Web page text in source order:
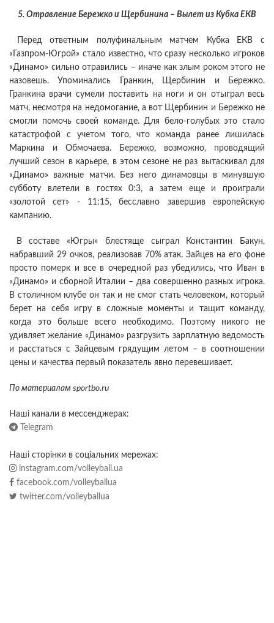
5. Отравление Бережко и Щербинина – Вылет из Кубка ЕКВ
Перед ответным полуфинальным матчем Кубка ЕКВ с
«Газпром-Югрой» стало известно, что сразу несколько игроков
«Динамо» сильно отравились – иначе как злым роком этого не
назовешь. Упоминались Гранкин, Щербинин и Бережко.
Гранкина врачи сумели поставить на ноги и он отыграл весь
матч, несмотря на недомогание, а вот Щербинин и Бережко не
смогли помочь своей команде. Для бело-голубых это стало
катастрофой с учетом того, что команда ранее лишилась
Маркина и Обмочаева. Бережко, возможно, проводящий
лучший сезон в карьере, в этом сезоне не раз вытаскивал для
«Динамо» важные матчи. Без него динамовцы в минувшую
субботу влетели в гостях 0:3, а затем еще и проиграли
«золотой сет» - 11:15, бесславно завершив европейскую
кампанию.
В составе «Югры» блестяще сыграл Константин Бакун,
набравший 29 очков, реализовав 70% атак. Зайцев на его фоне
просто померк и все в очередной раз убедились, что Иван в
«Динамо» и сборной Италии – два совершенно разных игрока.
В столичном клубе он так и не смог стать человеком, который
берет на себя игру в сложные моменты и тащит команду,
когда это больше всего необходимо. Поэтому никого не
удивляет желание «Динамо» разгрузить зарплатную ведомость
и расстаться с Зайцевым грядущим летом – в соотношении
цены и качества первый показатель явно перевешивает.
По материалам sportbo.ru
Наші канали в мессенджерах:
Telegram
Наші сторінки в соціальних мережах:
instagram.com/volleyball.ua
facebook.com/volleyballua
twitter.com/volleyballua